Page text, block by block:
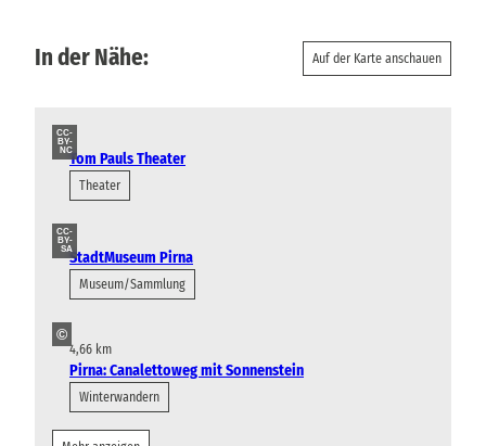
In der Nähe: Auf der Karte anschauen
CC-
BY-
NCTom Pauls Theater
Theater
CC-
BY-
SAStadtMuseum Pirna
Museum/Sammlung
©
4,66 km
Pirna: Canalettoweg mit Sonnenstein
Winterwandern